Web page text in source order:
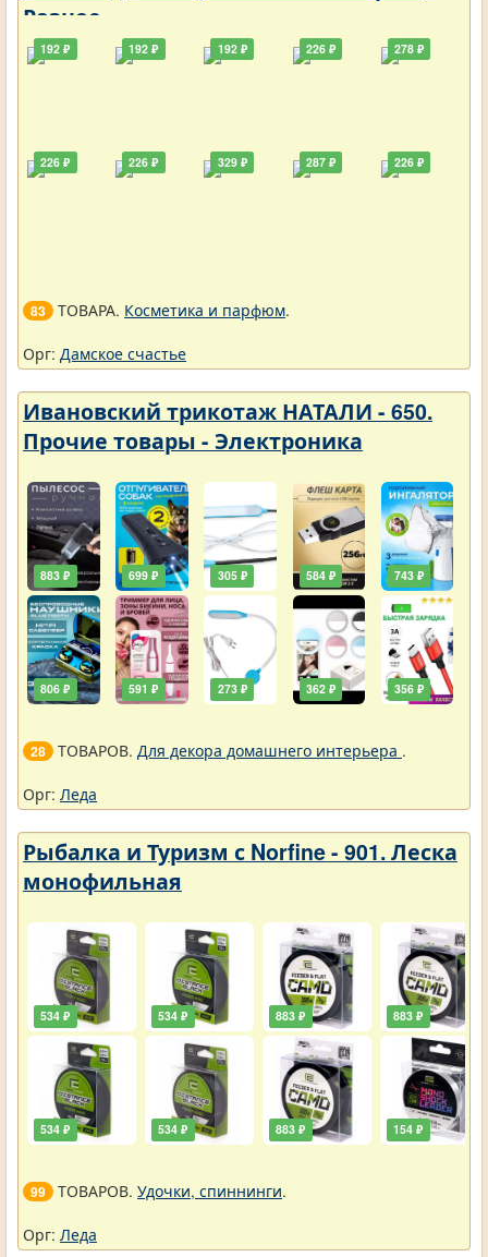
Разное
192 ₽
226 ₽
192 ₽
226 ₽
192 ₽
329 ₽
226 ₽
287 ₽
278 ₽
226 ₽
83 ТОВАРА. Косметика и парфюм.
Орг: Дамское счастье
Ивановский трикотаж НАТАЛИ - 650.
Прочие товары - Электроника
883 ₽
806 ₽
699 ₽
591 ₽
305 ₽
273 ₽
584 ₽
362 ₽
743 ₽
356 ₽
28 ТОВАРОВ. Для декора домашнего интерьера .
Орг: Леда
Рыбалка и Туризм с Norfine - 901. Леска
монофильная
534 ₽
534 ₽
534 ₽
534 ₽
883 ₽
883 ₽
883 ₽
154 ₽
99 ТОВАРОВ. Удочки, спиннинги.
Орг: Леда